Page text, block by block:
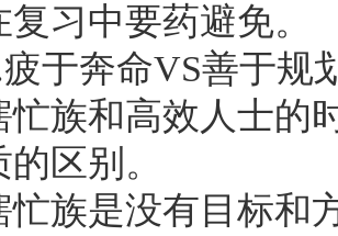
习中要药避免。
奔命VS善于规
和高效人士的时
区别。
是没有目标和方